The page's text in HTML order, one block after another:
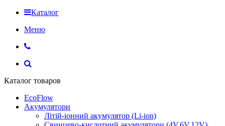
Каталог
Меню
Каталог товаров
EcoFlow
Акумулятори
Літій-іонний акумулятор (Li-ion)